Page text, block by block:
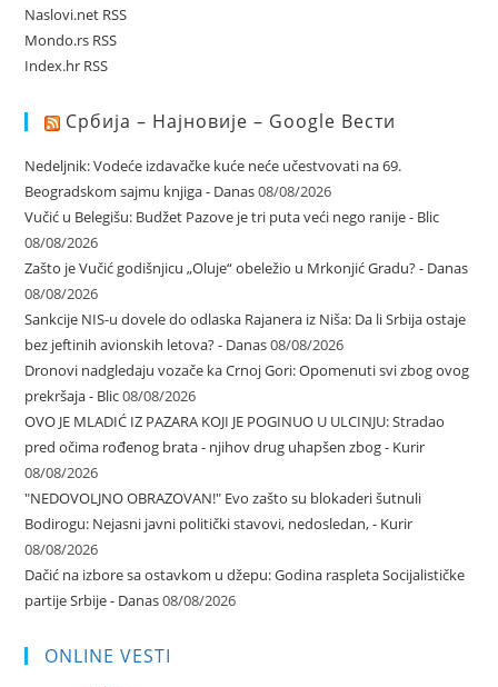
Naslovi.net RSS
Mondo.rs RSS
Index.hr RSS
Србија – Најновије – Google Вести
Nedeljnik: Vodeće izdavačke kuće neće učestvovati na 69.
Beogradskom sajmu knjiga - Danas08/08/2026
Vučić u Belegišu: Budžet Pazove je tri puta veći nego ranije - Blic
08/08/2026
Zašto je Vučić godišnjicu „Oluje“ obeležio u Mrkonjić Gradu? - Danas
08/08/2026
Sankcije NIS-u dovele do odlaska Rajanera iz Niša: Da li Srbija ostaje
bez jeftinih avionskih letova? - Danas08/08/2026
Dronovi nadgledaju vozače ka Crnoj Gori: Opomenuti svi zbog ovog
prekršaja - Blic08/08/2026
OVO JE MLADIĆ IZ PAZARA KOJI JE POGINUO U ULCINJU: Stradao
pred očima rođenog brata - njihov drug uhapšen zbog - Kurir
08/08/2026
"NEDOVOLJNO OBRAZOVAN!" Evo zašto su blokaderi šutnuli
Bodirogu: Nejasni javni politički stavovi, nedosledan, - Kurir
08/08/2026
Dačić na izbore sa ostavkom u džepu: Godina raspleta Socijalističke
partije Srbije - Danas08/08/2026
ONLINE VESTI